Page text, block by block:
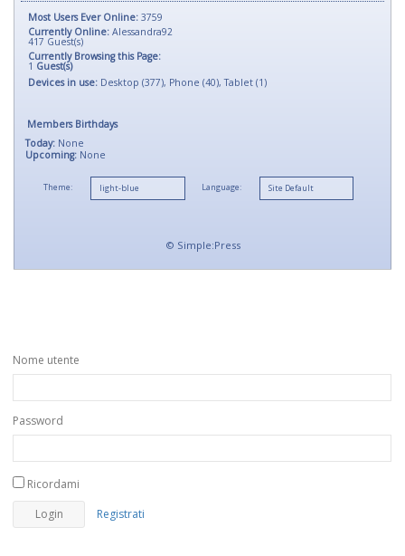
Most Users Ever Online: 3759
Currently Online: Alessandra92
417 Guest(s)
Currently Browsing this Page:
1 Guest(s)
Devices in use: Desktop (377), Phone (40), Tablet (1)
Members Birthdays
Today: None
Upcoming: None
Theme: Language:
© Simple:Press
Nome utente
Password
Ricordami
Registrati